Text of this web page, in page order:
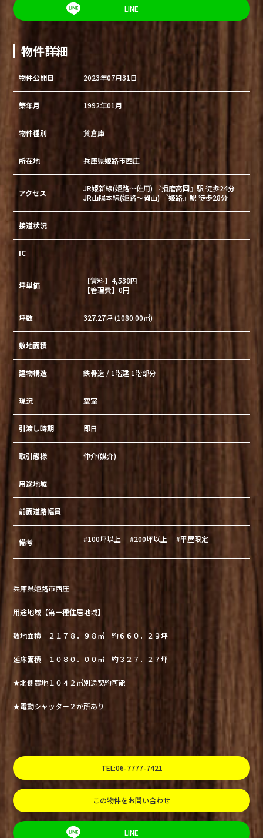
LINE
物件詳細
物件公開日 2023年07月31日
築年月 1992年01月
物件種別 貸倉庫
所在地 兵庫県姫路市西庄
アクセス
JR姫新線(姫路～佐用) 『播磨高岡』駅 徒歩24分
JR山陽本線(姫路～岡山) 『姫路』駅 徒歩28分
接道状況
IC
坪単価
【賃料】4,538円
【管理費】0円
坪数 327.27坪 (1080.00㎡)
敷地面積
建物構造 鉄骨造 / 1階建 1階部分
現況 空室
引渡し時期 即日
取引態様 仲介(媒介)
用途地域
前面道路幅員
備考 #100坪以上 #200坪以上 #平屋限定
兵庫県姫路市西庄
用途地域【第一種住居地域】
敷地面積 ２１７８．９８㎡ 約６６０．２９坪
延床面積 １０８０．００㎡ 約３２７．２７坪
★北側農地１０４２㎡別途契約可能
★電動シャッター２か所あり
TEL:06-7777-7421
この物件をお問い合わせ
LINE